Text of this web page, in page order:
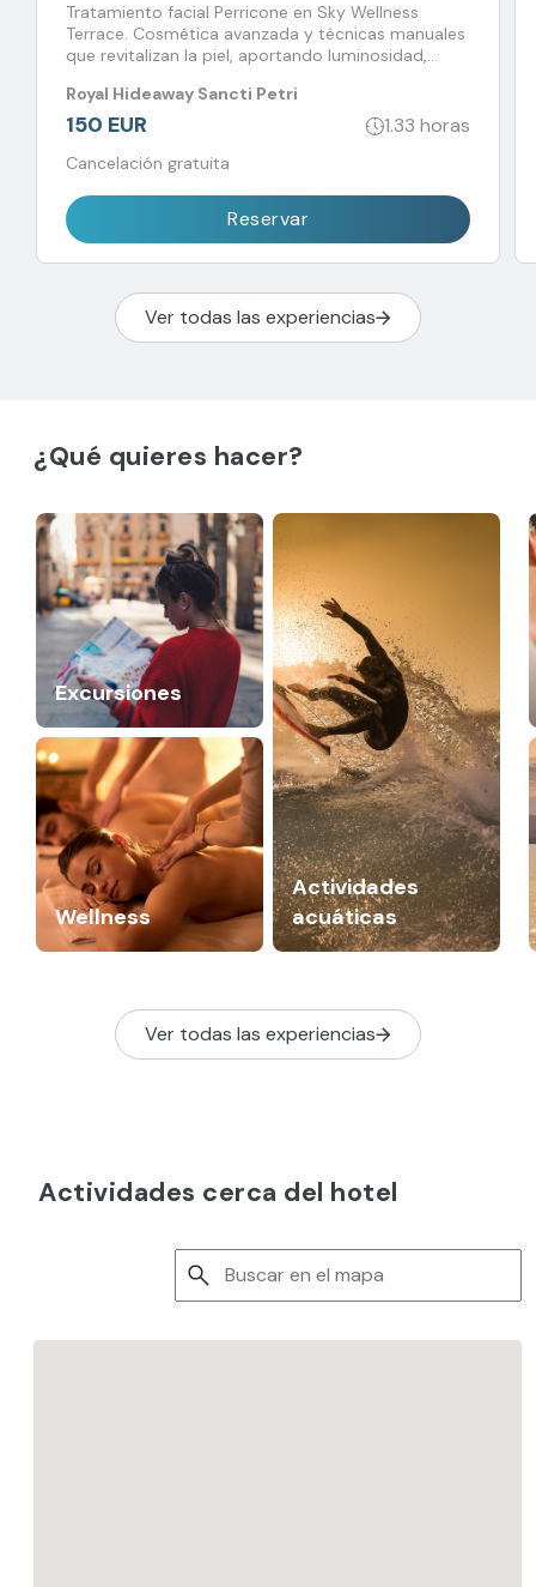
Tratamiento facial Perricone en Sky Wellness
Terrace. Cosmética avanzada y técnicas manuales
que revitalizan la piel, aportando luminosidad,
Royal Hideaway Sancti Petri
150 EUR 1.33 horas
Cancelación gratuita
Reservar
Ver todas las experiencias
¿Qué quieres hacer?
Excursiones
Actividades
acuáticas
Wellness
Ver todas las experiencias
Actividades cerca del hotel